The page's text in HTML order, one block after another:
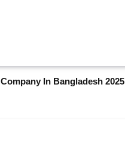
In Bangladesh 2025